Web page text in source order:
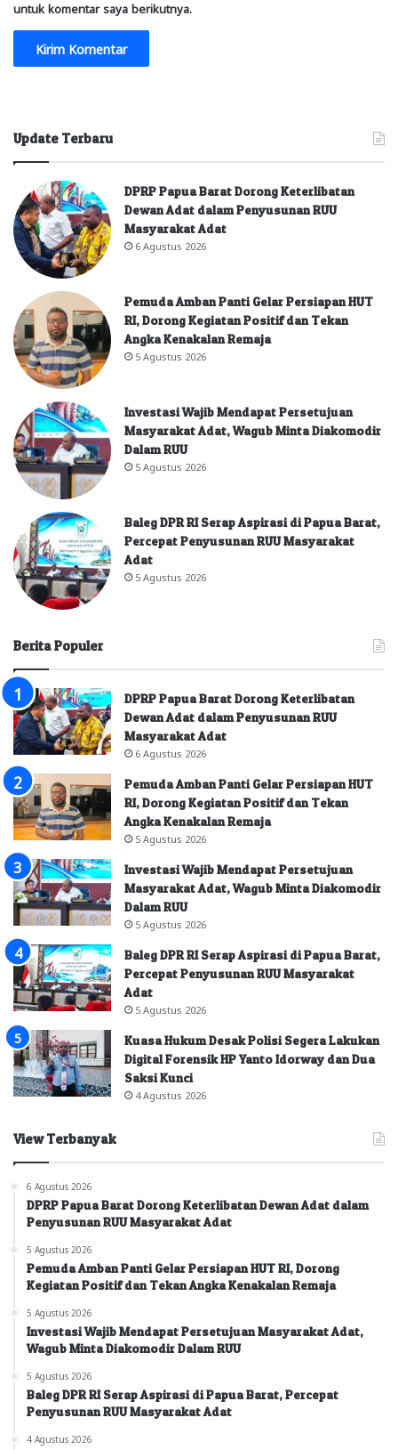
untuk komentar saya berikutnya.
Update Terbaru
DPRP Papua Barat Dorong Keterlibatan
Dewan Adat dalam Penyusunan RUU
Masyarakat Adat
6 Agustus 2026
Pemuda Amban Panti Gelar Persiapan HUT
RI, Dorong Kegiatan Positif dan Tekan
Angka Kenakalan Remaja
5 Agustus 2026
Investasi Wajib Mendapat Persetujuan
Masyarakat Adat, Wagub Minta Diakomodir
Dalam RUU
5 Agustus 2026
Baleg DPR RI Serap Aspirasi di Papua Barat,
Percepat Penyusunan RUU Masyarakat
Adat
5 Agustus 2026
Berita Populer
DPRP Papua Barat Dorong Keterlibatan
Dewan Adat dalam Penyusunan RUU
Masyarakat Adat
6 Agustus 2026
Pemuda Amban Panti Gelar Persiapan HUT
RI, Dorong Kegiatan Positif dan Tekan
Angka Kenakalan Remaja
5 Agustus 2026
Investasi Wajib Mendapat Persetujuan
Masyarakat Adat, Wagub Minta Diakomodir
Dalam RUU
5 Agustus 2026
Baleg DPR RI Serap Aspirasi di Papua Barat,
Percepat Penyusunan RUU Masyarakat
Adat
5 Agustus 2026
Kuasa Hukum Desak Polisi Segera Lakukan
Digital Forensik HP Yanto Idorway dan Dua
Saksi Kunci
4 Agustus 2026
View Terbanyak
6 Agustus 2026
DPRP Papua Barat Dorong Keterlibatan Dewan Adat dalam
Penyusunan RUU Masyarakat Adat
5 Agustus 2026
Pemuda Amban Panti Gelar Persiapan HUT RI, Dorong
Kegiatan Positif dan Tekan Angka Kenakalan Remaja
5 Agustus 2026
Investasi Wajib Mendapat Persetujuan Masyarakat Adat,
Wagub Minta Diakomodir Dalam RUU
5 Agustus 2026
Baleg DPR RI Serap Aspirasi di Papua Barat, Percepat
Penyusunan RUU Masyarakat Adat
4 Agustus 2026